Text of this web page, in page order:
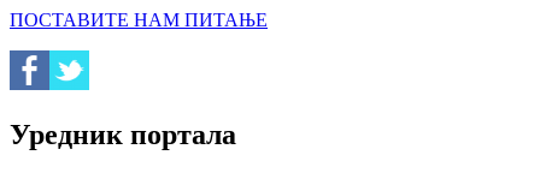
ПОСТАВИТЕ НАМ ПИТАЊЕ
Уредник портала